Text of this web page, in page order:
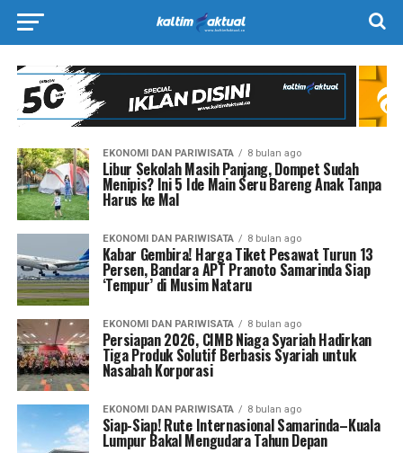
EKONOMI DAN PARIWISATA 8 bulan ago
Libur Sekolah Masih Panjang, Dompet Sudah
Menipis? Ini 5 Ide Main Seru Bareng Anak Tanpa
Harus ke Mal
EKONOMI DAN PARIWISATA 8 bulan ago
Kabar Gembira! Harga Tiket Pesawat Turun 13
Persen, Bandara APT Pranoto Samarinda Siap
‘Tempur’ di Musim Nataru
EKONOMI DAN PARIWISATA 8 bulan ago
Persiapan 2026, CIMB Niaga Syariah Hadirkan
Tiga Produk Solutif Berbasis Syariah untuk
Nasabah Korporasi
EKONOMI DAN PARIWISATA 8 bulan ago
Siap-Siap! Rute Internasional Samarinda–Kuala
Lumpur Bakal Mengudara Tahun Depan